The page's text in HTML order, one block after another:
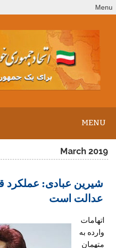
to
Menu
MENU
March 2019
شیرین عبادی: عملکرد
عدالت است
اتهامات
وارده به
متهمان